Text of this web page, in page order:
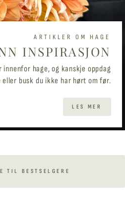
ARTIKLER OM HAGE
INSPIRASJON
hage, og kanskje oppdag
eller busk du ikke har hørt om før.
LES MER
TIL BESTSELGERE